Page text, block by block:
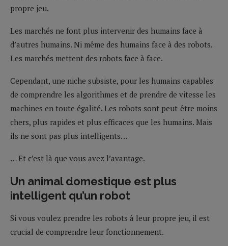
propre jeu.
Les marchés ne font plus intervenir des humains face à
d’autres humains. Ni même des humains face à des robots.
Les marchés mettent des robots face à face.
Cependant, une niche subsiste, pour les humains capables
de comprendre les algorithmes et de prendre de vitesse les
machines en toute égalité. Les robots sont peut-être moins
chers, plus rapides et plus efficaces que les humains. Mais
ils ne sont pas plus intelligents…
… Et c’est là que vous avez l’avantage.
Un animal domestique est plus
intelligent qu’un robot
Si vous voulez prendre les robots à leur propre jeu, il est
crucial de comprendre leur fonctionnement.